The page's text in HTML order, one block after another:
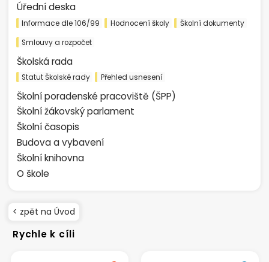
Úřední deska
Informace dle 106/99 Hodnocení školy Školní dokumenty
Smlouvy a rozpočet
Školská rada
Statut Školské rady Přehled usnesení
Školní poradenské pracoviště (ŠPP)
Školní žákovský parlament
Školní časopis
Budova a vybavení
Školní knihovna
O škole
< zpět na Úvod
Rychle k cíli